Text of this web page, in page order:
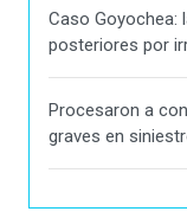
Caso Goyochea:
posteriores por
Procesaron a
graves en